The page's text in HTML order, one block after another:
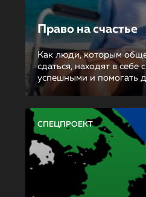
Право на счастье
Как люди, которым
сдаться, находят в себе
успешными и помогать
СПЕЦПРОЕКТ